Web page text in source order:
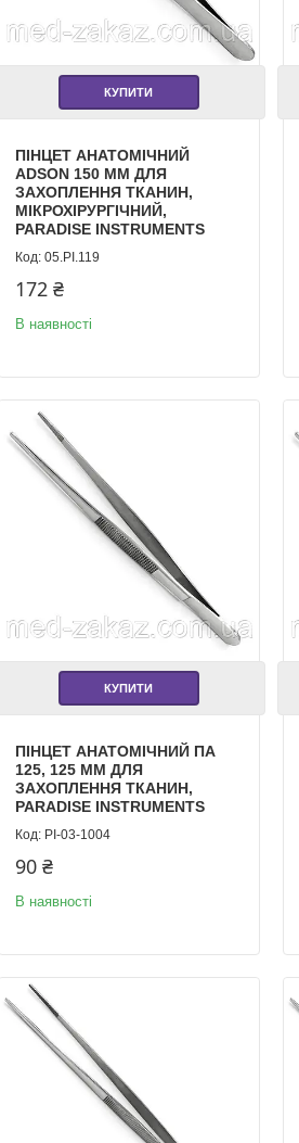
КУПИТИ
ПІНЦЕТ АНАТОМІЧНИЙ
ADSON 150 ММ ДЛЯ
ЗАХОПЛЕННЯ ТКАНИН,
МІКРОХІРУРГІЧНИЙ,
PARADISE INSTRUMENTS
05.PI.119
172 ₴
В наявності
КУПИТИ
ПІНЦЕТ АНАТОМІЧНИЙ ПА
125, 125 ММ ДЛЯ
ЗАХОПЛЕННЯ ТКАНИН,
PARADISE INSTRUMENTS
PI-03-1004
90 ₴
В наявності